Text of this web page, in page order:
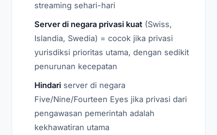
streaming sehari-hari
Server di negara privasi kuat(Swiss,
Islandia, Swedia) = cocok jika privasi
yurisdiksi prioritas utama, dengan sedikit
penurunan kecepatan
Hindariserver di negara
Five/Nine/Fourteen Eyes jika privasi dari
pengawasan pemerintah adalah
kekhawatiran utama